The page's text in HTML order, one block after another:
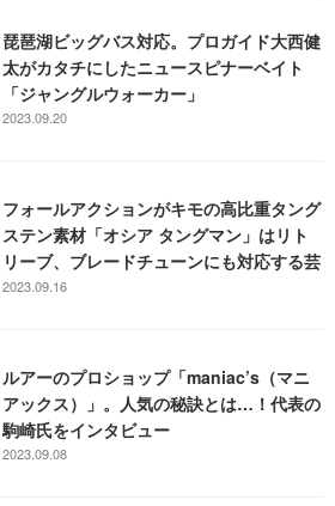
琵琶湖ビッグバス対応。プロガイド大西健
太がカタチにしたニュースピナーベイト
「ジャングルウォーカー」
2023.09.20
フォールアクションがキモの高比重タング
ステン素材「オシア タングマン」はリト
リーブ、ブレードチューンにも対応する芸
達者なSLJジグ
2023.09.16
ルアーのプロショップ「maniac’s（マニ
アックス）」。人気の秘訣とは…！代表の
駒崎氏をインタビュー
2023.09.08